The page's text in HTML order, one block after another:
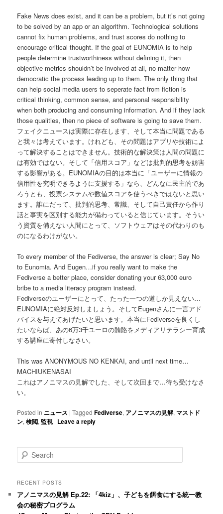
Fake News does exist, and it can be a problem, but it’s not going
to be solved by an app or an algorithm. Technological solutions
cannot fix human problems, and trust scores do nothing to
encourage critical thought. If the goal of EUNOMIA is to help
people determine trustworthiness without defining it, then
objective metrics shouldn’t be involved at all, no matter how
democratic the process leading up to them. The only thing that
can help social media users to seperate fact from fiction is
critical thinking, common sense, and personal responsibility
when both producing and consuming information. And if they lack
those qualities, then no piece of software is going to save them.
フェイクニュースは実際に存在します、そして本当に問題である
と我々は考えています。けれども、その問題はアプリや技術によ
って解決することはできません。技術的な解決策は人間の問題に
は有効ではない。そして「信用スコア」などは批判的思考を妨害
する影響がある。EUNOMIAの目的は本当に「ユーザーに情報の
信用性を究明できるように支援する」なら、どんなに民主的であ
ろうとも、投票システムや数値スコアを使うべきではないと思い
ます。誰にだって、批判的思考、常識、そして自己責任から作り
話と事実を区別する能力が備わっていると信じています。そうい
う資質を備えない人間にとって、ソフトウェアはその代わりのも
のになるわけがない。
To every member of the Fediverse, the answer is clear; Say No
to Eunomia. And Eugen…if you really want to make the
Fediverse a better place, consider donating your 63,000 euro
bribe to a media literacy program instead.
Fediverseのユーザーにとって、たった一つの道しか見えない…
EUNOMIAに絶対反対しましょう。そしてEugenさんに一言アド
バイスを与えてあげたいと思います。本当にFediverseを良くし
たいならば、あの6万3千ユーロの賄賂をメディアリテラシー育成
する講座に寄付しなさい。
This was ANONYMOUS NO KENKAI, and until next time…
MACHIUKENASAI
これはアノニマスの見解でした、そして次回まで…待ち受けなさ
い。
Posted in ニュース |Tagged Fediverse, アノニマスの見解, マストド
ン,検閲, 監視 | Leave a reply
e
r
h
RECENT POSTS
アノニマスの見解 Ep.22: 「4kiz」、子どもを餌食にする統一教
会の秘密プログラム